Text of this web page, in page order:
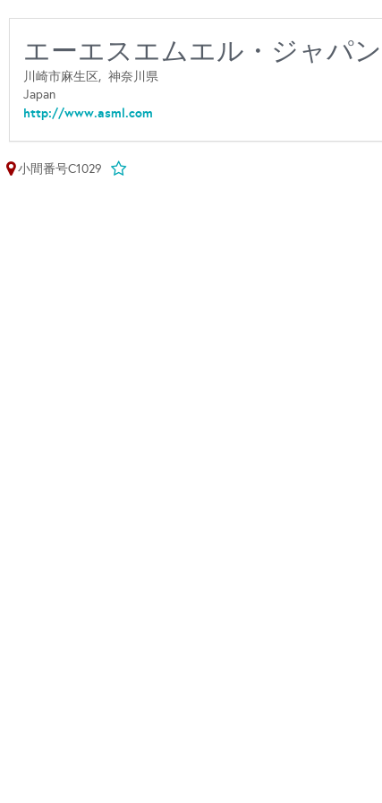
エーエスエムエル・ジャパン
川崎市麻生区, 神奈川県
Japan
http://www.asml.com
小間番号C1029